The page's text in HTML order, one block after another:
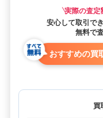
実際の査定
安心して取引で
無料で
おすすめの買
買